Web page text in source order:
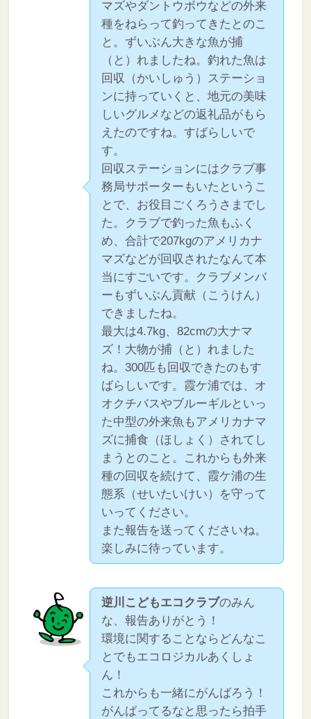
マズやダントウボウなどの外来
種をねらって釣ってきたとのこ
と。ずいぶん大きな魚が捕
（と）れましたね。釣れた魚は
回収（かいしゅう）ステーショ
ンに持っていくと、地元の美味
しいグルメなどの返礼品がもら
えたのですね。すばらしいで
す。
回収ステーションにはクラブ事
務局サポーターもいたというこ
とで、お役目ごくろうさまでし
た。クラブで釣った魚もふく
め、合計で207kgのアメリカナ
マズなどが回収されたなんて本
当にすごいです。クラブメンバ
ーもずいぶん貢献（こうけん）
できましたね。
最大は4.7kg、82cmの大ナマ
ズ！大物が捕（と）れました
ね。300匹も回収できたのもす
ばらしいです。霞ケ浦では、オ
オクチバスやブルーギルといっ
た中型の外来魚もアメリカナマ
ズに捕食（ほしょく）されてし
まうとのこと。これからも外来
種の回収を続けて、霞ケ浦の生
態系（せいたいけい）を守って
いってください。
また報告を送ってくださいね。
楽しみに待っています。
逆川こどもエコクラブのみん
な、報告ありがとう！
環境に関することならどんなこ
とでもエコロジカルあくしょ
ん！
これからも一緒にがんばろう！
がんばってるなと思ったら拍手